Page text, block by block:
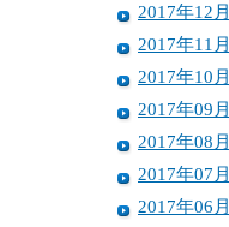
2017年12月
2017年11月
2017年10月
2017年09月
2017年08月
2017年07月
2017年06月